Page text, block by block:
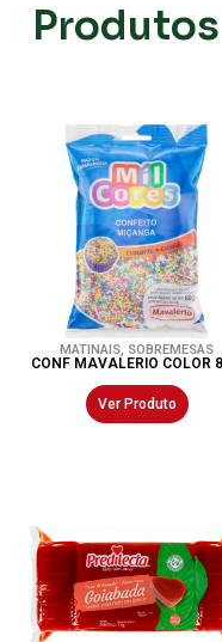
MATINAIS, SOBREMESAS
CONF MAVALERIO COLOR
Ver Produto